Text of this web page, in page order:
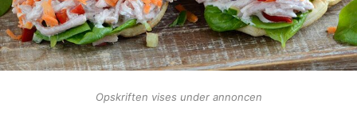
Opskriften vises under annoncen